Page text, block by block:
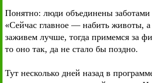
Понятно: люди объединены заботами
«Сейчас главное — набить животы, а
заживем лучше, тогда примемся за
то оно так, да не стало бы поздно.
Тут несколько дней назад в